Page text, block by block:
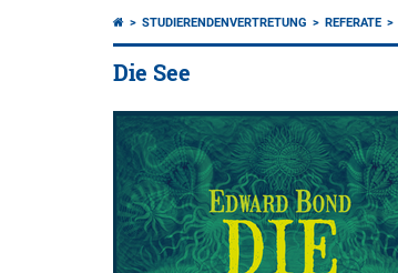
STUDIERENDENVERTRETUNG REFERATE
Die See